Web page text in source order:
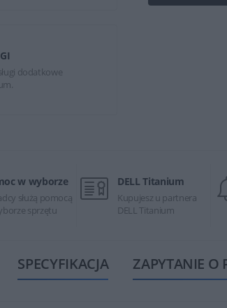
dodatkowe
w wyborze
służą pomocą
sprzętu
DELL Titanium
Kupujesz u partnera
DELL Titanium
SPECYFIKACJA ZAPYTANIE O